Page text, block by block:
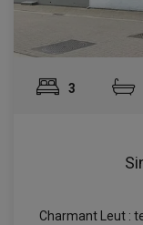
3
Charmant Leut :